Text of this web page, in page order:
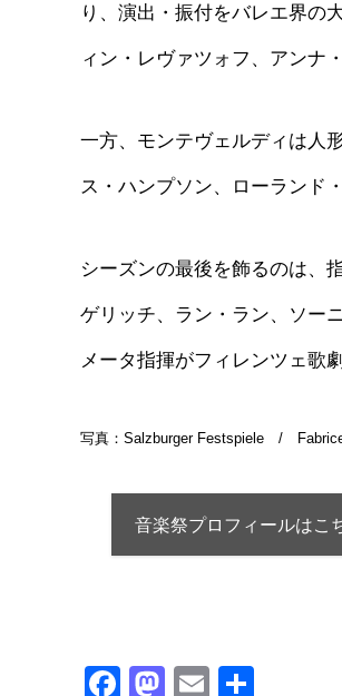
り、演出・振付をバレエ界の
ィン・レヴァツォフ、アンナ
一方、モンテヴェルディは人
ス・ハンプソン、ローランド
シーズンの最後を飾るのは、
ゲリッチ、ラン・ラン、ソー
メータ指揮がフィレンツェ歌
写真：Salzburger Festspiele /
音楽祭プロフィールは
Facebook
Mastodon
Email